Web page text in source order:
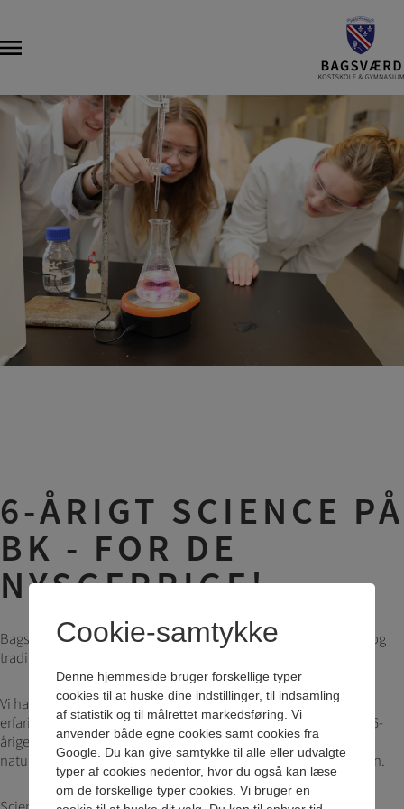
6-ÅRIGT SCIENCE PÅ
BK - FOR DE
NYSGERRIGE!
Bagsværd Kostskole & Gymnasium er en udviklingsorienteret og
traditionsrig skole med en stærk naturvidenskabelig profil.
Vi har haft succes med et 5-årigt forløb i biotek og tager de
erfaringer med over i det nye bredere SCIENCE-forløb. Det nye 6-
årige forløb er unikt og tilbydes ingen andre steder. Det 6-årige
naturvidenskabelige forløb er fra 7. klasse til studentereksamen.
Cookie-samtykke
Denne hjemmeside bruger forskellige typer
cookies til at huske dine indstillinger, til indsamling
af statistik og til målrettet markedsføring. Vi
anvender både egne cookies samt cookies fra
Google. Du kan give samtykke til alle eller udvalgte
typer af cookies nedenfor, hvor du også kan læse
om de forskellige typer cookies. Vi bruger en